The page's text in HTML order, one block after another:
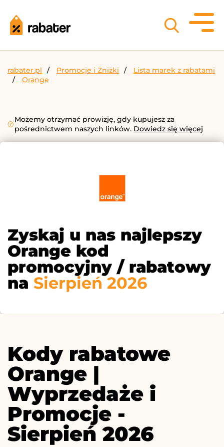
rabater.pl Promocje i Zniżki
Lista marek z rabatami
Orange
Możemy otrzymać prowizję, gdy kupujesz za
pośrednictwem naszych linków. Dowiedz się więcej
Zyskaj u nas najlepszy
Orange kod
promocyjny / rabatowy
na Sierpień 2026
Kody rabatowe
Orange |
Wyprzedaże i
Promocje -
Sierpień 2026